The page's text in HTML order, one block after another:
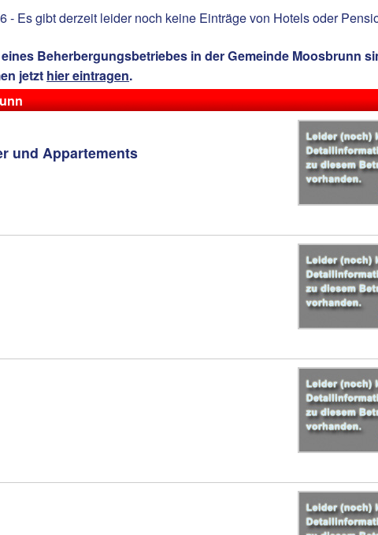
- Es gibt derzeit leider noch keine Einträge von Hotels oder
Beherbergungsbetriebes in der Gemeinde Moosbrunn
jetzt hier eintragen.
und Appartements